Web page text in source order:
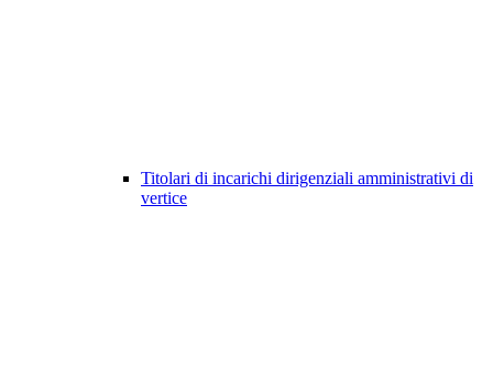
Titolari di incarichi dirigenziali amministrativi di
vertice